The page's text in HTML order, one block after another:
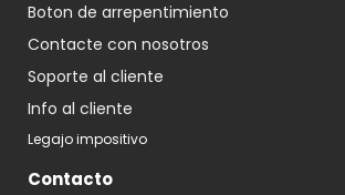
Boton de arrepentimiento
Contacte con nosotros
Soporte al cliente
Info al cliente
Legajo impositivo
Contacto